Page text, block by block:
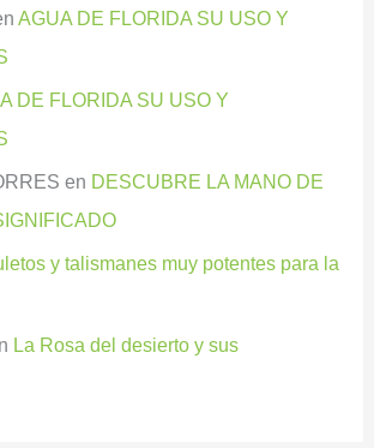
AGUA DE FLORIDA SU USO Y
DE FLORIDA SU USO Y
en DESCUBRE LA MANO DE
y talismanes muy potentes para la
La Rosa del desierto y sus